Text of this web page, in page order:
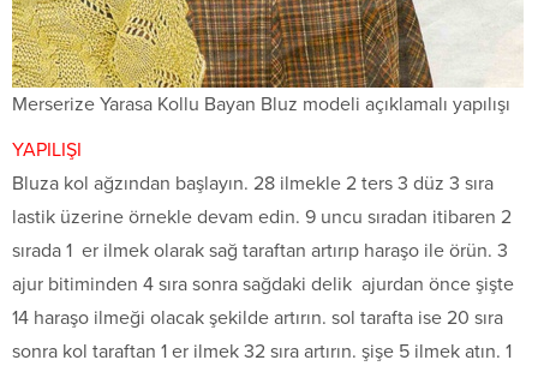
Merserize Yarasa Kollu Bayan Bluz modeli açıklamalı yapılışı
YAPILIŞI
Bluza kol ağzından başlayın. 28 ilmekle 2 ters 3 düz 3 sıra
lastik üzerine örnekle devam edin. 9 uncu sıradan itibaren 2
sırada 1 er ilmek olarak sağ taraftan artırıp haraşo ile örün. 3
ajur bitiminden 4 sıra sonra sağdaki delik ajurdan önce şişte
14 haraşo ilmeği olacak şekilde artırın. sol tarafta ise 20 sıra
sonra kol taraftan 1 er ilmek 32 sıra artırın. şişe 5 ilmek atın. 1